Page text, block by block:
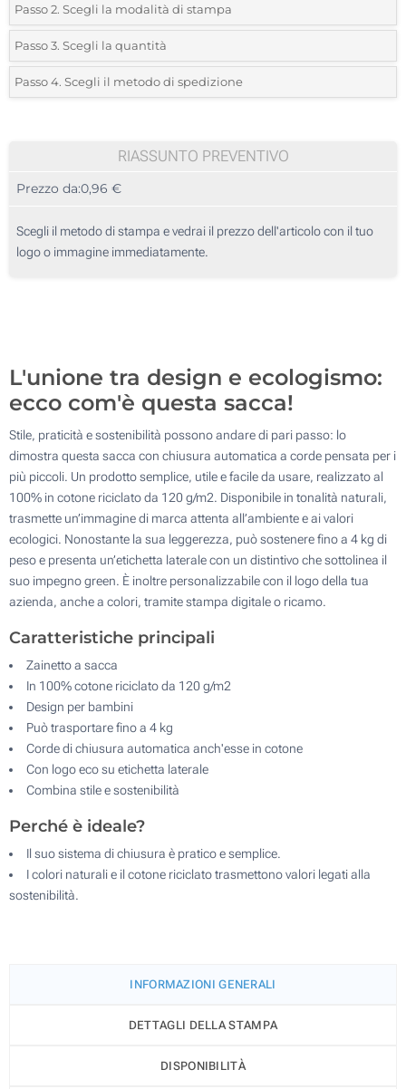
Passo 2. Scegli la modalità di stampa
*Seleziona la posizione di stampa e il colore del vostro logo:
1 Colore (Su un lato)
3 Colori (Su un lato)
Transfer digitale full color (Su un lato)
Passo 3. Scegli la quantità
*Quantità desiderata:
150
375
750
Passo 4. Scegli il metodo di spedizione
RIASSUNTO PREVENTIVO
Prezzo da:0,96 €
Scegli il metodo di stampa e vedrai il prezzo dell'articolo con il tuo
logo o immagine immediatamente.
L'unione tra design e ecologismo:
ecco com'è questa sacca!
Stile, praticità e sostenibilità possono andare di pari passo: lo
dimostra questa sacca con chiusura automatica a corde pensata per i
più piccoli. Un prodotto semplice, utile e facile da usare, realizzato al
100% in cotone riciclato da 120 g/m2. Disponibile in tonalità naturali,
trasmette un’immagine di marca attenta all’ambiente e ai valori
ecologici. Nonostante la sua leggerezza, può sostenere fino a 4 kg di
peso e presenta un’etichetta laterale con un distintivo che sottolinea il
suo impegno green. È inoltre personalizzabile con il logo della tua
azienda, anche a colori, tramite stampa digitale o ricamo.
Caratteristiche principali
Zainetto a sacca
In 100% cotone riciclato da 120 g/m2
Design per bambini
Può trasportare fino a 4 kg
Corde di chiusura automatica anch'esse in cotone
Con logo eco su etichetta laterale
Combina stile e sostenibilità
Perché è ideale?
Il suo sistema di chiusura è pratico e semplice.
I colori naturali e il cotone riciclato trasmettono valori legati alla
sostenibilità.
INFORMAZIONI GENERALI
DETTAGLI DELLA STAMPA
DISPONIBILITÀ